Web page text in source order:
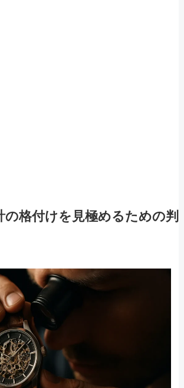
の格付けを見極めるための判